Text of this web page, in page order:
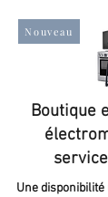
Nouveau
Boutique
Une